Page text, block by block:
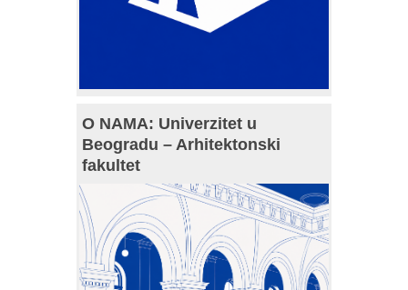
O NAMA: Univerzitet u
Beogradu – Arhitektonski
fakultet